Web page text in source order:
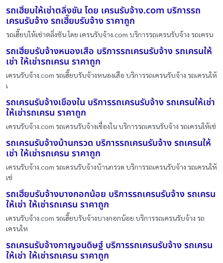
รถเฮี๊ยบให้เช่าตลิ่งชัน โดย เครนรับจ้าง.com บริการรถ
เครนรับจ้าง รถเฮี๊ยบรับจ้าง ราคาถูก
รถเฮี๊ยบให้เช่าตลิ่งชัน โดย เครนรับจ้าง.com บริการรถเครนรับจ้าง รถเครน
รถเฮี๊ยบรับจ้างหนองเสือ บริการรถเครนรับจ้าง รถเครนให้
เช่า ให้เช่ารถเครน ราคาถูก
เครนรับจ้าง.com รถเฮี๊ยบรับจ้างหนองเสือ บริการรถเครนรับจ้าง รถเครนให้
เ
รถเครนรับจ้างเขื่องใน บริการรถเครนรับจ้าง รถเครนให้เช่า
ให้เช่ารถเครน ราคาถูก
เครนรับจ้าง.com รถเครนรับจ้างเขื่องใน บริการรถเครนรับจ้าง รถเครนให้เช่
รถเครนรับจ้างบ้านกรวด บริการรถเครนรับจ้าง รถเครนให้
เช่า ให้เช่ารถเครน ราคาถูก
เครนรับจ้าง.com รถเครนรับจ้างบ้านกรวด บริการรถเครนรับจ้าง รถเครนให้
เช่
รถเฮี๊ยบรับจ้างบางกอกน้อย บริการรถเครนรับจ้าง รถเครน
ให้เช่า ให้เช่ารถเครน ราคาถูก
เครนรับจ้าง.com รถเฮี๊ยบรับจ้างบางกอกน้อย บริการรถเครนรับจ้าง รถ
เครนให
รถเครนรับจ้างกาญจนดิษฐ์ บริการรถเครนรับจ้าง รถเครน
ให้เช่า ให้เช่ารถเครน ราคาถูก